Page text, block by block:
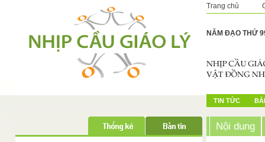
Trang chủ
NĂM ĐẠO THỨ
TIN TỨC
Nội dung